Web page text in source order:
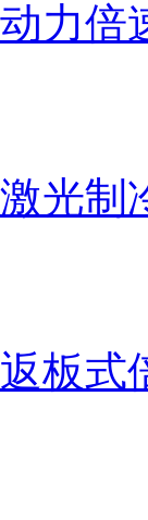
力倍
光制
返板